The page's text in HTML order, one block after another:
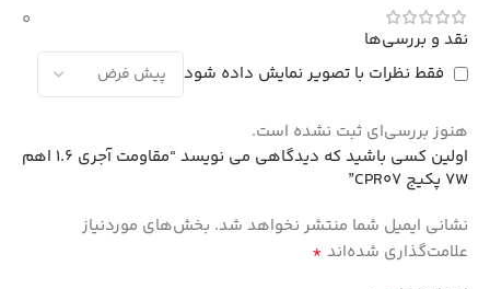
0
نقد و بررسی‌ها
فقط نظرات با تصویر نمایش داده شود
هنوز بررسی‌ای ثبت نشده است.
اولین کسی باشید که دیدگاهی می نویسد “مقاومت آجری 1.6 اهم
7W پکیج CPR07”
نشانی ایمیل شما منتشر نخواهد شد. بخش‌های موردنیاز
علامت‌گذاری شده‌اند *